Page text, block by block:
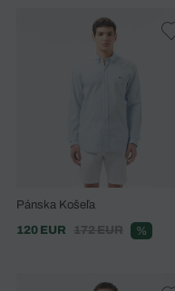
Pánska Košeľa
120 EUR
172 EUR %